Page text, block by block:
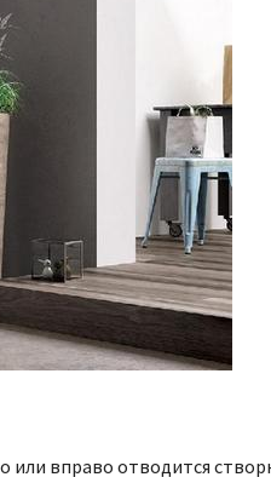
вправо отводится